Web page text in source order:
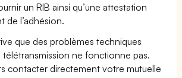
un RIB ainsi qu’une attestation
de l’adhésion.
que des problèmes techniques
télétransmission ne fonctionne pas.
contacter directement votre mutuelle